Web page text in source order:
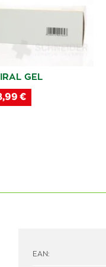
GEL
€
EAN: